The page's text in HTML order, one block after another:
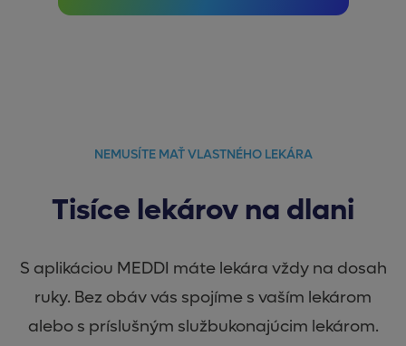
NEMUSÍTE MAŤ VLASTNÉHO LEKÁRA
Tisíce lekárov na dlani
S aplikáciou MEDDI máte lekára vždy na dosah
ruky. Bez obáv vás spojíme s vaším lekárom
alebo s príslušným službukonajúcim lekárom.